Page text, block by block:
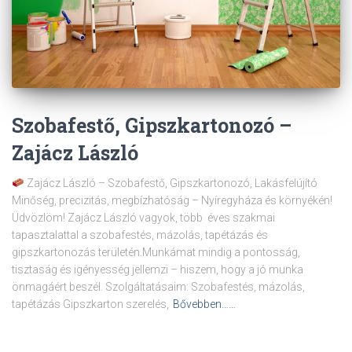
Szobafestő, Gipszkartonozó –
Zajácz László
Zajácz László – Szobafestő, Gipszkartonozó, Lakásfelújító
Minőség, precizitás, megbízhatóság – Nyíregyháza és környékén!
Üdvözlöm! Zajácz László vagyok, több éves szakmai
tapasztalattal a szobafestés, mázolás, tapétázás és
gipszkartonozás területén.Munkámat mindig a pontosság,
tisztaság és igényesség jellemzi – hiszem, hogy a jó munka
önmagáért beszél. Szolgáltatásaim: Szobafestés, mázolás,
tapétázás Gipszkarton szerelés,
Bővebben……